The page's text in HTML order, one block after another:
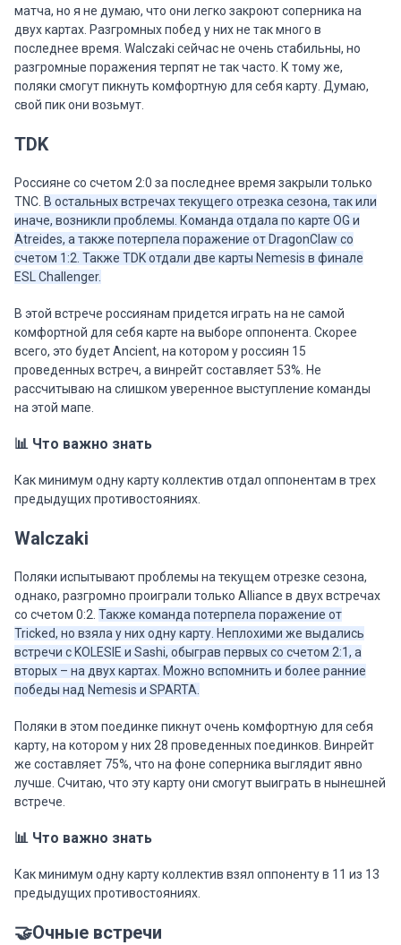
матча, но я не думаю, что они легко закроют соперника на
двух картах. Разгромных побед у них не так много в
последнее время. Walczaki сейчас не очень стабильны, но
разгромные поражения терпят не так часто. К тому же,
поляки смогут пикнуть комфортную для себя карту. Думаю,
свой пик они возьмут.
TDK
Россияне со счетом 2:0 за последнее время закрыли только
TNC. В остальных встречах текущего отрезка сезона, так или
иначе, возникли проблемы. Команда отдала по карте OG и
Atreides, а также потерпела поражение от DragonClaw со
счетом 1:2. Также TDK отдали две карты Nemesis в финале
ESL Challenger.
В этой встрече россиянам придется играть на не самой
комфортной для себя карте на выборе оппонента. Скорее
всего, это будет Ancient, на котором у россиян 15
проведенных встреч, а винрейт составляет 53%. Не
рассчитываю на слишком уверенное выступление команды
на этой мапе.
📊 Что важно знать
Как минимум одну карту коллектив отдал оппонентам в трех
предыдущих противостояниях.
Walczaki
Поляки испытывают проблемы на текущем отрезке сезона,
однако, разгромно проиграли только Alliance в двух встречах
со счетом 0:2. Также команда потерпела поражение от
Tricked, но взяла у них одну карту. Неплохими же выдались
встречи с KOLESIE и Sashi, обыграв первых со счетом 2:1, а
вторых – на двух картах. Можно вспомнить и более ранние
победы над Nemesis и SPARTA.
Поляки в этом поединке пикнут очень комфортную для себя
карту, на котором у них 28 проведенных поединков. Винрейт
же составляет 75%, что на фоне соперника выглядит явно
лучше. Считаю, что эту карту они смогут выиграть в нынешней
встрече.
📊 Что важно знать
Как минимум одну карту коллектив взял оппоненту в 11 из 13
предыдущих противостояниях.
🤝Очные встречи